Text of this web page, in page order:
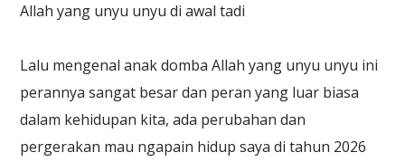
Allah yang unyu unyu di awal tadi
Lalu mengenal anak domba Allah yang unyu unyu ini
perannya sangat besar dan peran yang luar biasa
dalam kehidupan kita, ada perubahan dan
pergerakan mau ngapain hidup saya di tahun 2026